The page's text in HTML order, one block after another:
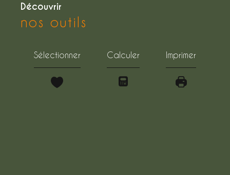
découvrir
nos outils
Sélectionner Calculer Imprimer